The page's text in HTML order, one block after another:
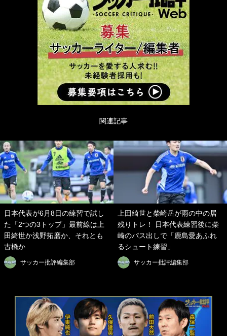
関連記事
日本代表が6月8日の練習で試し
た「2つの3トップ」最前線は上
田綺世か浅野拓磨か、それとも
古橋か
サッカー批評編集部
上田綺世と柴崎岳が雨の中の居
残りトレ！ 日本代表練習後に柴
崎のパス出しで「鹿島愛あふれ
るシュート練習」
サッカー批評編集部